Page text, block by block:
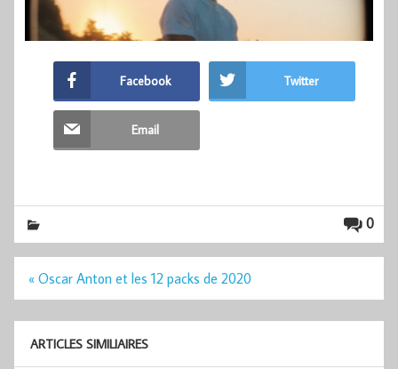
Facebook Twitter
Email
0
Navigation
l’article
« Oscar Anton et les 12 packs de 2020
ARTICLES SIMILIAIRES